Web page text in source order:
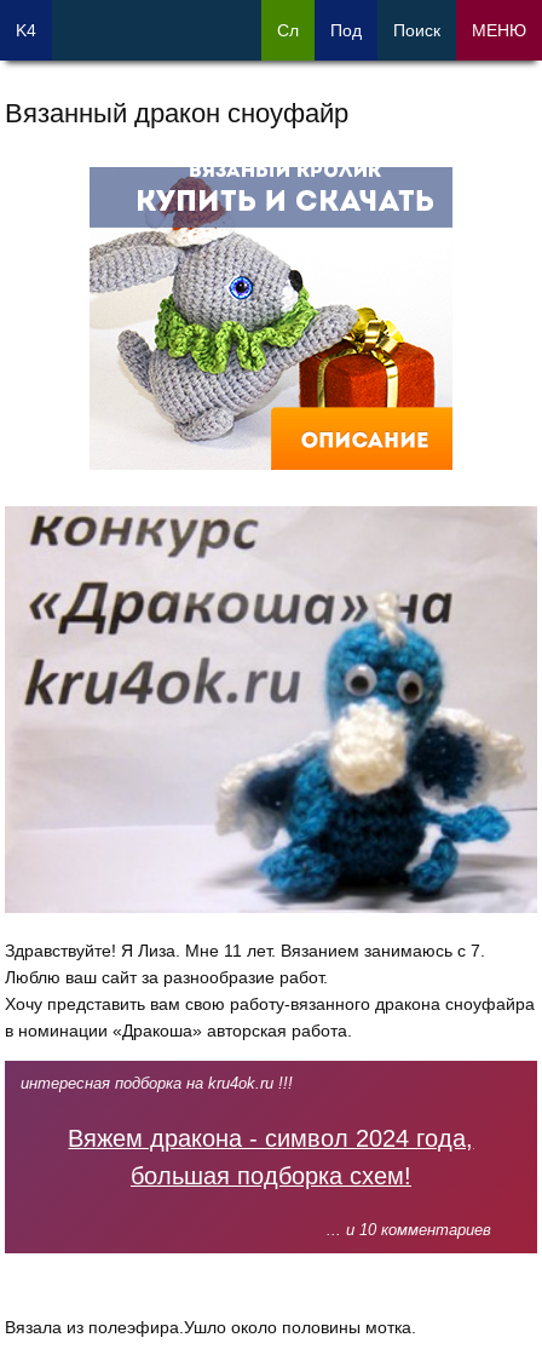
Вязанный дракон сноуфайр
Здравствуйте! Я Лиза. Мне 11 лет. Вязанием занимаюсь с 7.
Люблю ваш сайт за разнообразие работ.
Хочу представить вам свою работу-вязанного дракона сноуфайра
в номинации «Дракоша» авторская работа.
интересная подборка на kru4ok.ru !!!
Вяжем дракона - символ 2024 года,
большая подборка схем!
... и 10 комментариев
Вязала из полеэфира.Ушло около половины мотка.
K4 Сл Под Поиск МЕНЮ